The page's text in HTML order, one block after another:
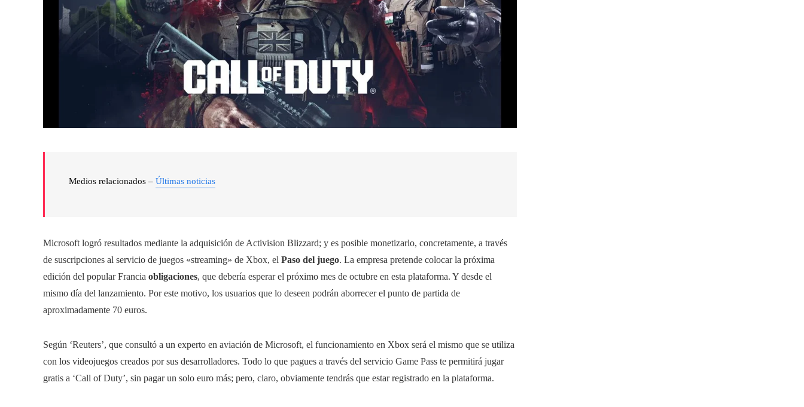
Medios relacionados – Últimas noticias
Microsoft logró resultados mediante la adquisición de Activision Blizzard; y es posible monetizarlo, concretamente, a través
de suscripciones al servicio de juegos «streaming» de Xbox, el Paso del juego. La empresa pretende colocar la próxima
edición del popular Francia obligaciones, que debería esperar el próximo mes de octubre en esta plataforma. Y desde el
mismo día del lanzamiento. Por este motivo, los usuarios que lo deseen podrán aborrecer el punto de partida de
aproximadamente 70 euros.
Según ‘Reuters’, que consultó a un experto en aviación de Microsoft, el funcionamiento en Xbox será el mismo que se utiliza
con los videojuegos creados por sus desarrolladores. Todo lo que pagues a través del servicio Game Pass te permitirá jugar
gratis a ‘Call of Duty’, sin pagar un solo euro más; pero, claro, obviamente tendrás que estar registrado en la plataforma.